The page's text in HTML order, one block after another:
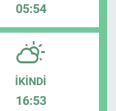
05:54
İKINDI
16:53